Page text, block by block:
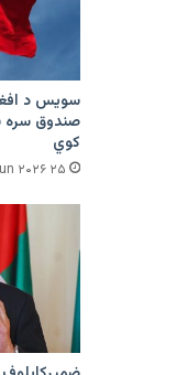
سویس د
صندوق سره
کوي
۲۵ Jun ۲۰۲۶